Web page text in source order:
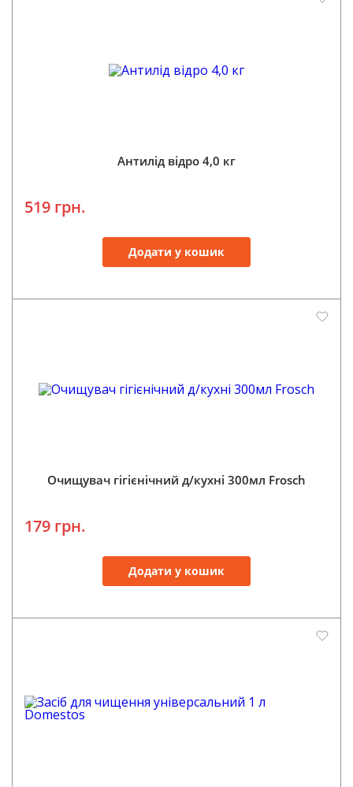
Антилід відро 4,0 кг
519 грн.
Додати у кошик
Очищувач гігієнічний д/кухні 300мл Frosch
179 грн.
Додати у кошик